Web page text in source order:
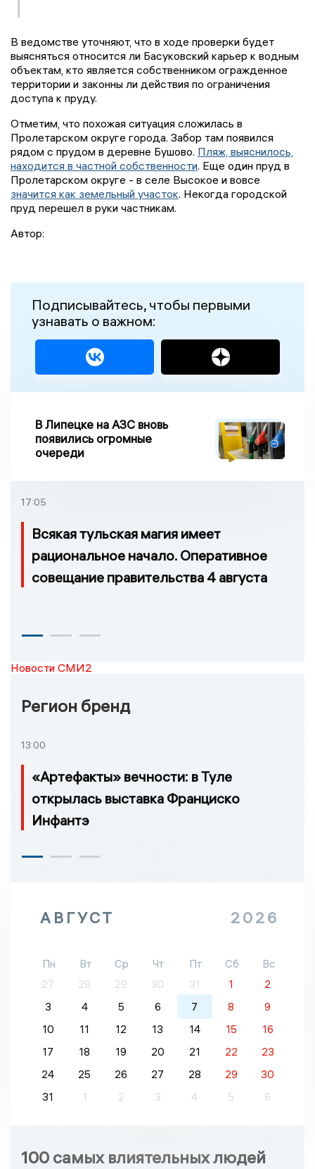
В ведомстве уточняют, что в ходе проверки будет
выясняться относится ли Басуковский карьер к водным
объектам, кто является собственником огражденное
территории и законны ли действия по ограничения
доступа к пруду.
Отметим, что похожая ситуация сложилась в
Пролетарском округе города. Забор там появился
рядом с прудом в деревне Бушово. Пляж, выяснилось,
находится в частной собственности. Еще один пруд в
Пролетарском округе - в селе Высокое и вовсе
значится как земельный участок. Некогда городской
пруд перешел в руки частникам.
Автор:
Подписывайтесь, чтобы первыми
узнавать о важном:
В Липецке на АЗС вновь
появились огромные
очереди
17:05
Всякая тульская магия имеет
рациональное начало. Оперативное
совещание правительства 4 августа
Новости СМИ2
Регион бренд
13:00
«Артефакты» вечности: в Туле
открылась выставка Франциско
Инфантэ
АВГУСТ 2026
Пн Вт Ср Чт Пт Сб
Вс
27
28 29 30 31 1
2
3
4 5 6 7 8
9
10
11 12 13 14 15
16
17
18 19 20 21 22
23
24
25 26 27 28 29
30
31
1 2 3 4 5 6
100 самых влиятельных людей